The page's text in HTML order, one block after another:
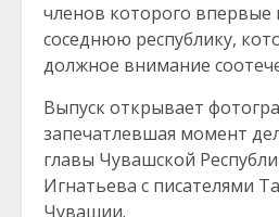
членов которого впервые
соседнюю республику,
должное внимание
Выпуск открывает
запечатлевшая момент
главы Чувашской
Игнатьева с писателями
Чувашии.